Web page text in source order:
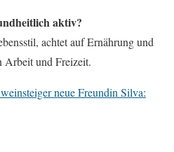
aktiv?
achtet auf Ernährung und
und Freizeit.
neue Freundin Silva: